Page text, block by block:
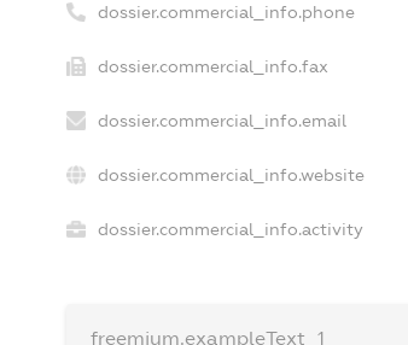
dossier.commercial_info.phone
dossier.commercial_info.fax
dossier.commercial_info.email
dossier.commercial_info.website
dossier.commercial_info.activity
freemium.exampleText_1